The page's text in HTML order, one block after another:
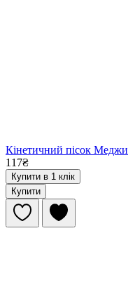
Кінетичний пісок
117₴
Купити в 1 клік
Купити